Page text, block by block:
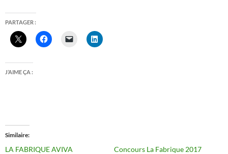
PARTAGER :
J’AIME ÇA :
Similaire
LA FABRIQUE AVIVA
Concours La Fabrique 2017